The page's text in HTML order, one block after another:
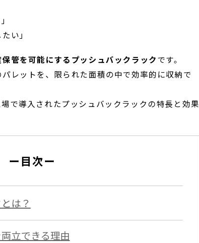
い」
保管を可能にするプッシュバックラックです。
レットを、限られた面積の中で効率的に収納で
で導入されたプッシュバックラックの特長と効果
ー目次ー
は？
立できる理由